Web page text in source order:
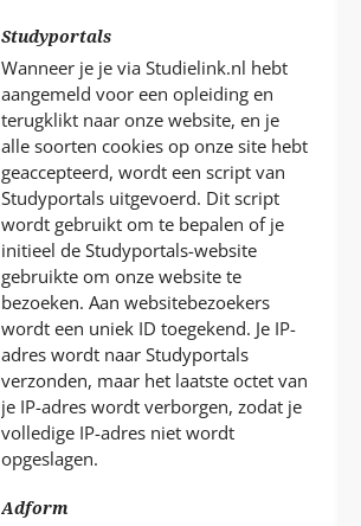
Studyportals
Wanneer je je via Studielink.nl hebt
aangemeld voor een opleiding en
terugklikt naar onze website, en je
alle soorten cookies op onze site hebt
geaccepteerd, wordt een script van
Studyportals uitgevoerd. Dit script
wordt gebruikt om te bepalen of je
initieel de Studyportals-website
gebruikte om onze website te
bezoeken. Aan websitebezoekers
wordt een uniek ID toegekend. Je IP-
adres wordt naar Studyportals
verzonden, maar het laatste octet van
je IP-adres wordt verborgen, zodat je
volledige IP-adres niet wordt
opgeslagen.
Adform